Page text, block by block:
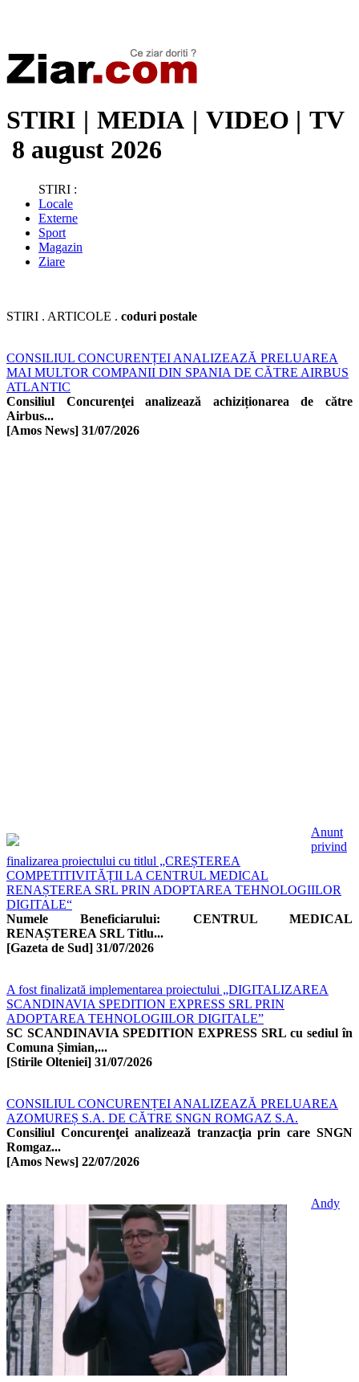
STIRI | MEDIA | VIDEO | TV
8 august 2026
STIRI :
Locale
Externe
Sport
Magazin
Ziare
STIRI . ARTICOLE . coduri postale
CONSILIUL CONCURENȚEI ANALIZEAZĂ PRELUAREA
MAI MULTOR COMPANII DIN SPANIA DE CĂTRE AIRBUS
ATLANTIC
Consiliul Concurenţei analizează achiziționarea de către
Airbus...
[Amos News] 31/07/2026
Anunt
privind
finalizarea proiectului cu titlul „CREȘTEREA
COMPETITIVITĂȚII LA CENTRUL MEDICAL
RENAȘTEREA SRL PRIN ADOPTAREA TEHNOLOGIILOR
DIGITALE“
Numele Beneficiarului: CENTRUL MEDICAL
RENAȘTEREA SRL Titlu...
[Gazeta de Sud] 31/07/2026
A fost finalizată implementarea proiectului „DIGITALIZAREA
SCANDINAVIA SPEDITION EXPRESS SRL PRIN
ADOPTAREA TEHNOLOGIILOR DIGITALE”
SC SCANDINAVIA SPEDITION EXPRESS SRL cu sediul în
Comuna Șimian,...
[Stirile Olteniei] 31/07/2026
CONSILIUL CONCURENȚEI ANALIZEAZĂ PRELUAREA
AZOMUREȘ S.A. DE CĂTRE SNGN ROMGAZ S.A.
Consiliul Concurenţei analizează tranzacţia prin care SNGN
Romgaz...
[Amos News] 22/07/2026
Andy